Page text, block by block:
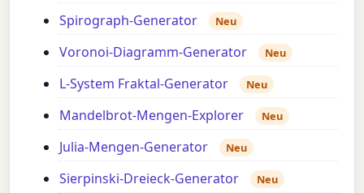
Spirograph-Generator Neu
Voronoi-Diagramm-Generator Neu
L-System Fraktal-Generator Neu
Mandelbrot-Mengen-Explorer Neu
Julia-Mengen-Generator Neu
Sierpinski-Dreieck-Generator Neu